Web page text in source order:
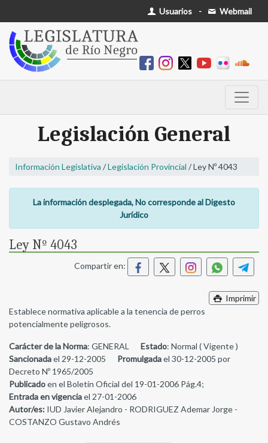
Usuarios - Webmail
Legislación General
Información Legislativa /Legislación Provincial / Ley Nº 4043
La información desplegada, No corresponde al Digesto
Jurídico
Ley Nº 4043
Compartir en:
Imprimir
Establece normativa aplicable a la tenencia de perros
potencialmente peligrosos.
Carácter de la Norma: GENERAL Estado: Normal ( Vigente )
Sancionadael 29-12-2005 Promulgadael 30-12-2005 por
Decreto Nº 1965/2005
Publicadoen el Boletín Oficial del 19-01-2006 Pág.4;
Entrada en vigenciael 27-01-2006
Autor/es: IUD Javier Alejandro - RODRIGUEZ Ademar Jorge -
COSTANZO Gustavo Andrés